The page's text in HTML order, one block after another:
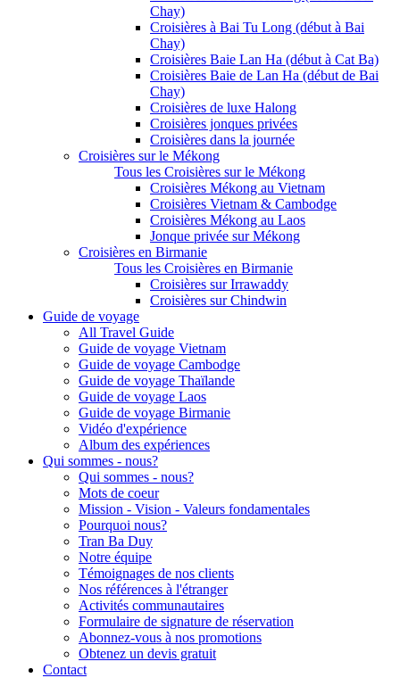
Chay)
Croisières à Bai Tu Long (début à Bai
Chay)
Croisières Baie Lan Ha (début à Cat Ba)
Croisières Baie de Lan Ha (début de Bai
Chay)
Croisières de luxe Halong
Croisières jonques privées
Croisières dans la journée
Croisières sur le Mékong
Tous les Croisières sur le Mékong
Croisières Mékong au Vietnam
Croisières Vietnam & Cambodge
Croisières Mékong au Laos
Jonque privée sur Mékong
Croisières en Birmanie
Tous les Croisières en Birmanie
Croisières sur Irrawaddy
Croisières sur Chindwin
Guide de voyage
All Travel Guide
Guide de voyage Vietnam
Guide de voyage Cambodge
Guide de voyage Thaïlande
Guide de voyage Laos
Guide de voyage Birmanie
Vidéo d'expérience
Album des expériences
Qui sommes - nous?
Qui sommes - nous?
Mots de coeur
Mission - Vision - Valeurs fondamentales
Pourquoi nous?
Tran Ba Duy
Notre équipe
Témoignages de nos clients
Nos références à l'étranger
Activités communautaires
Formulaire de signature de réservation
Abonnez-vous à nos promotions
Obtenez un devis gratuit
Contact